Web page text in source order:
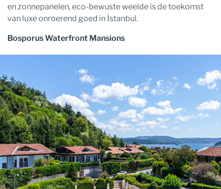
en zonnepanelen, eco-bewuste weelde is de toekomst
van luxe onroerend goed in İstanbul.
Bosporus Waterfront Mansions